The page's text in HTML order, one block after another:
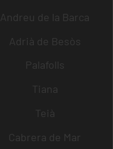
Andreu de la Barca
Adrià de Besòs
Palafolls
Tiana
Teià
Cabrera de Mar